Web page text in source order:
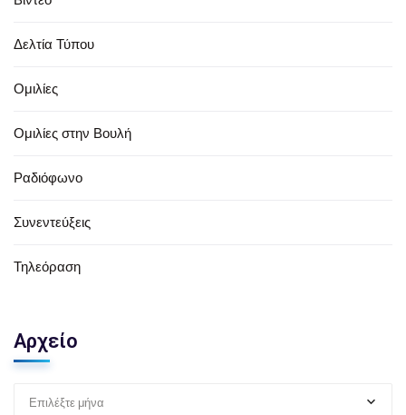
Δελτία Τύπου
Ομιλίες
Ομιλίες στην Βουλή
Ραδιόφωνο
Συνεντεύξεις
Τηλεόραση
Αρχείο
Επιλέξτε μήνα